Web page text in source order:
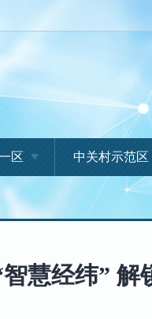
区 中关村示范区
慧经纬” 解